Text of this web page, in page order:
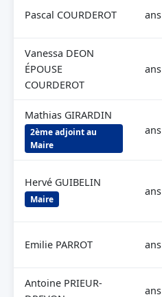
Pascal COURDEROT ans
Vanessa DEON
ÉPOUSE
COURDEROT
ans
Mathias GIRARDIN
2ème adjoint au
Maire
ans
Hervé GUIBELIN
Maire
ans
Emilie PARROT ans
Antoine PRIEUR-
ans